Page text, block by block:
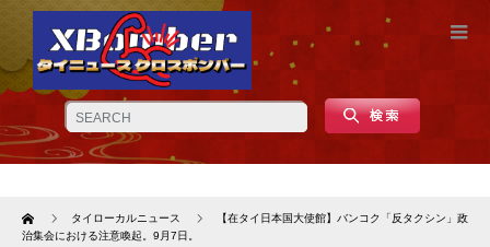
Home タイローカルニュース
【在タイ日本国大使館】バンコク「反タクシン」政
治集会における注意喚起。9月7日。